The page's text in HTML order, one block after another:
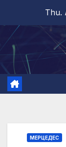
content
Thu.
МЕРЦЕДЕС